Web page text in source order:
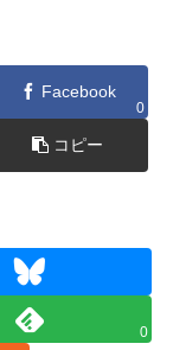
Facebook
0
コピー
0